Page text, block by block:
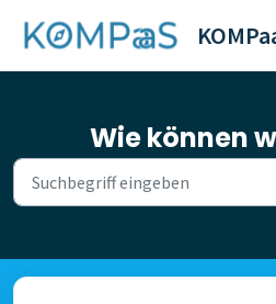
Wie können